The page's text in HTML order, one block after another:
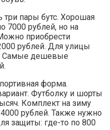
три пары бутс. Хорошая
7000 рублей, но на
приобрести
рублей. Для улицы
Самые дешевые
форма.
Футболку и шорты
Комплект на зиму
рублей. Также нужно
защиты: где-то по 800